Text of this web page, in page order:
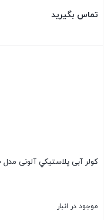
تماس بگیرید
كولر آبی پلاستيكي آلونی مدل 1470
موجود در انبار